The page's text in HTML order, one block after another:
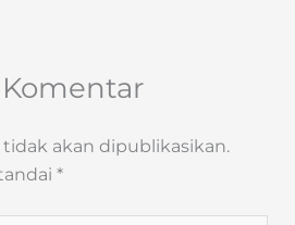
akan dipublikasikan.
*